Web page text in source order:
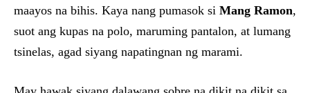
maayos na bihis. Kaya nang pumasok si Mang Ramon,
suot ang kupas na polo, maruming pantalon, at lumang
tsinelas, agad siyang napatingnan ng marami.